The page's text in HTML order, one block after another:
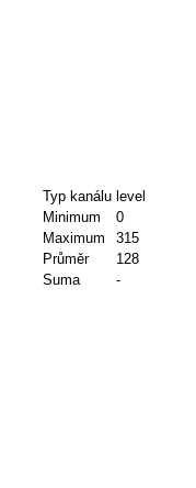
Typ kanálu level
Minimum
0
Maximum
315
Průměr
128
Suma
-